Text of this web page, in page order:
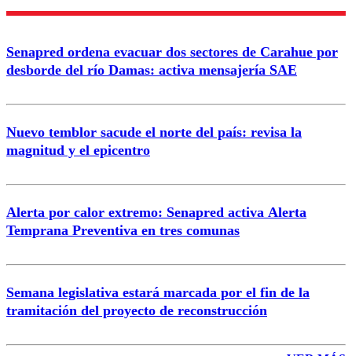
Enviar comentario
Senapred ordena evacuar dos sectores de Carahue por
desborde del río Damas: activa mensajería SAE
Nuevo temblor sacude el norte del país: revisa la
magnitud y el epicentro
Alerta por calor extremo: Senapred activa Alerta
Temprana Preventiva en tres comunas
Semana legislativa estará marcada por el fin de la
tramitación del proyecto de reconstrucción